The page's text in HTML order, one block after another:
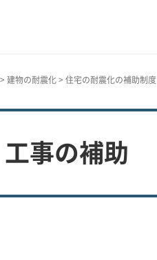
> 建物の耐震化> 住宅の耐震化の補助制度
事の補助